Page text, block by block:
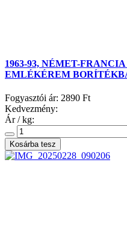
1963-93, NÉMET-
EMLÉKÉREM
Fogyasztói ár: 2890 Ft
Kedvezmény:
Ár / kg: